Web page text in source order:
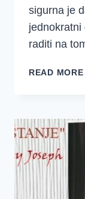
sigurna je
jednokratni
raditi na
READ MORE